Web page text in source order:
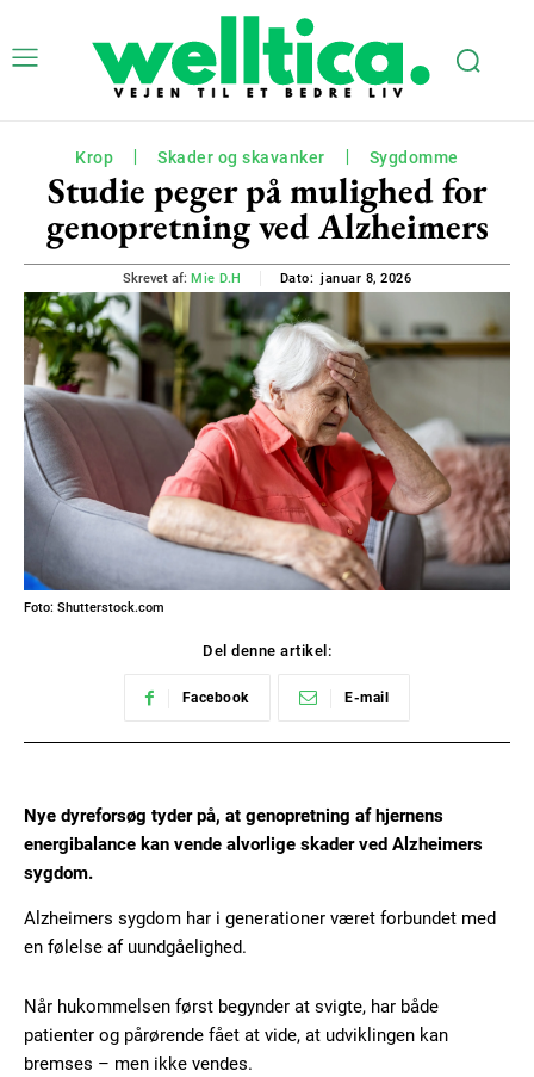
Krop Skader og skavanker Sygdomme
Studie peger på mulighed for
genopretning ved Alzheimers
Skrevet af: Mie D.H Dato: januar 8, 2026
Foto: Shutterstock.com
Del denne artikel:
Facebook E-mail
Nye dyreforsøg tyder på, at genopretning af hjernens
energibalance kan vende alvorlige skader ved Alzheimers
sygdom.
Alzheimers sygdom har i generationer været forbundet med
en følelse af uundgåelighed.
Når hukommelsen først begynder at svigte, har både
patienter og pårørende fået at vide, at udviklingen kan
bremses – men ikke vendes.